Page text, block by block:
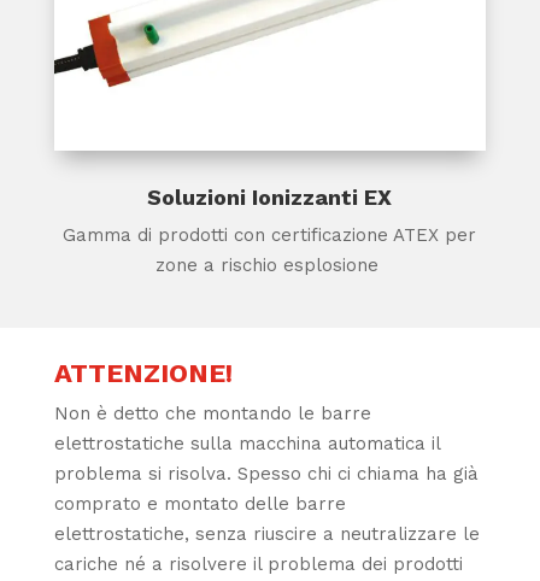
Soluzioni Ionizzanti EX
Gamma di prodotti con certificazione ATEX per
zone a rischio esplosione
ATTENZIONE!
Non è detto che montando le barre
elettrostatiche sulla macchina automatica il
problema si risolva. Spesso chi ci chiama ha già
comprato e montato delle barre
elettrostatiche, senza riuscire a neutralizzare le
cariche né a risolvere il problema dei prodotti